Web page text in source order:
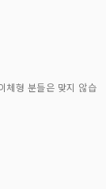
체형 분들은 맞지 않습